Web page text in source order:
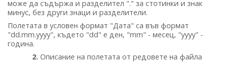
може да съдържа и разделител "." за стотинки и знак
минус, без други знаци и разделители.
Полетата в условен формат "Дата" са във формат
"dd.mm.yyyy", където "dd" е ден, "mm" - месец, "yyyy" -
година.
2. Описание на полетата от редовете на файла